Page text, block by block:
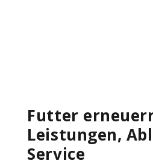
Futter
Leistungen,
Service